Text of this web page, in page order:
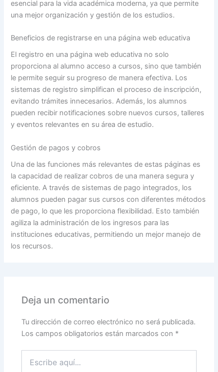
esencial para la vida académica moderna, ya que permite
una mejor organización y gestión de los estudios.
Beneficios de registrarse en una página web educativa
El registro en una página web educativa no solo
proporciona al alumno acceso a cursos, sino que también
le permite seguir su progreso de manera efectiva. Los
sistemas de registro simplifican el proceso de inscripción,
evitando trámites innecesarios. Además, los alumnos
pueden recibir notificaciones sobre nuevos cursos, talleres
y eventos relevantes en su área de estudio.
Gestión de pagos y cobros
Una de las funciones más relevantes de estas páginas es
la capacidad de realizar cobros de una manera segura y
eficiente. A través de sistemas de pago integrados, los
alumnos pueden pagar sus cursos con diferentes métodos
de pago, lo que les proporciona flexibilidad. Esto también
agiliza la administración de los ingresos para las
instituciones educativas, permitiendo un mejor manejo de
los recursos.
Deja un comentario
Tu dirección de correo electrónico no será publicada.
Los campos obligatorios están marcados con *
aquí...